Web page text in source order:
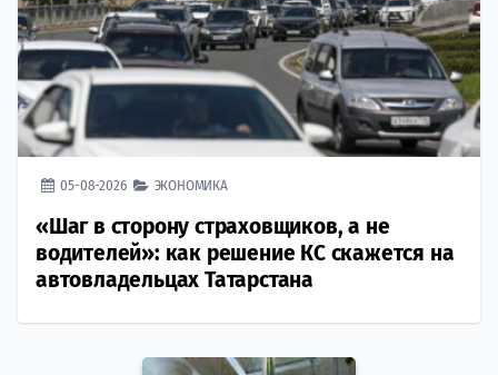
05-08-2026 ЭКОНОМИКА
«Шаг в сторону страховщиков, а не
водителей»: как решение КС скажется на
автовладельцах Татарстана